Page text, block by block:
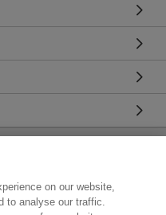
on our website,
to analyse our traffic.